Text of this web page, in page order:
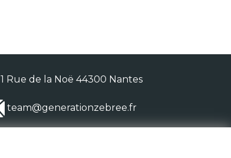
1 Rue de la Noë 44300 Nantes
team@generationzebree.fr